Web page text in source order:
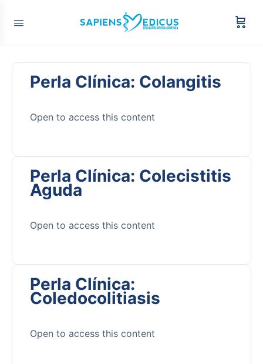
Perla Clínica: Colangitis
Open to access this content
Perla Clínica: Colecistitis
Aguda
Open to access this content
Perla Clínica:
Coledocolitiasis
Open to access this content